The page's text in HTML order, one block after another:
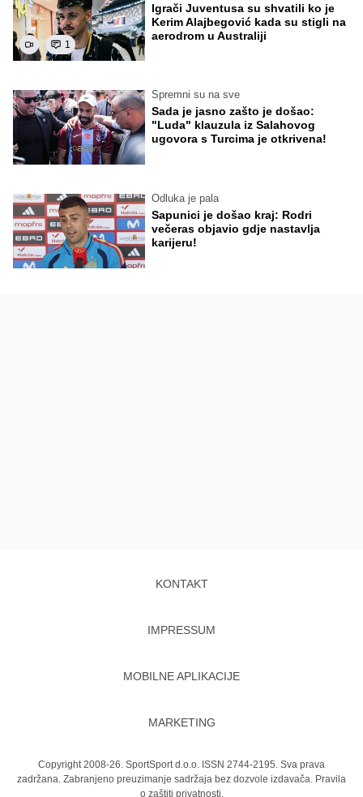
1
Igrači Juventusa su shvatili ko je
Kerim Alajbegović kada su stigli na
aerodrom u Australiji
Spremni su na sve
Sada je jasno zašto je došao:
"Luda" klauzula iz Salahovog
ugovora s Turcima je otkrivena!
Odluka je pala
Sapunici je došao kraj: Rodri
večeras objavio gdje nastavlja
karijeru!
KONTAKT
IMPRESSUM
MOBILNE APLIKACIJE
MARKETING
Copyright 2008-26. SportSport d.o.o. ISSN 2744-2195. Sva prava
zadržana. Zabranjeno preuzimanje sadržaja bez dozvole izdavača. Pravila
o zaštiti privatnosti.